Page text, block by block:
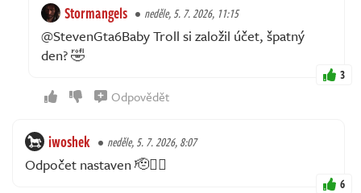
Stormangels neděle, 5. 7. 2026, 11:15
@StevenGta6Baby Troll si založil účet, špatný
den? 🤣
3
Odpovědět
iwoshek neděle, 5. 7. 2026, 8:07
Odpočet nastaven 🫡🏴‍☠️
6